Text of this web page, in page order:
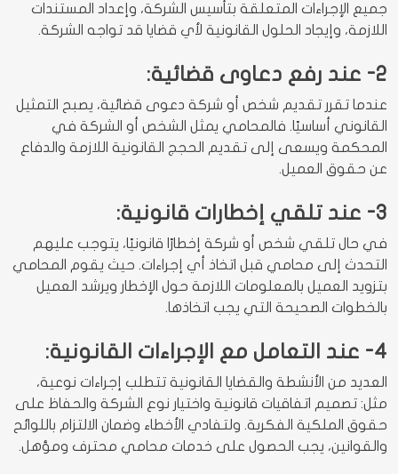
جميع الإجراءات المتعلقة بتأسيس الشركة، وإعداد المستندات
اللازمة، وإيجاد الحلول القانونية لأي قضايا قد تواجه الشركة.
2- عند رفع دعاوى قضائية:
عندما تقرر تقديم شخص أو شركة دعوى قضائية، يصبح التمثيل
القانوني أساسيًا. فالمحامي يمثل الشخص أو الشركة في
المحكمة ويسعى إلى تقديم الحجج القانونية اللازمة والدفاع
عن حقوق العميل.
3- عند تلقي إخطارات قانونية:
في حال تلقي شخص أو شركة إخطارًا قانونيًا، يتوجب عليهم
التحدث إلى محامي قبل اتخاذ أي إجراءات. حيث يقوم المحامي
بتزويد العميل بالمعلومات اللازمة حول الإخطار ويرشد العميل
بالخطوات الصحيحة التي يجب اتخاذها.
4- عند التعامل مع الإجراءات القانونية:
العديد من الأنشطة والقضايا القانونية تتطلب إجراءات نوعية،
مثل: تصميم اتفاقيات قانونية واختيار نوع الشركة والحفاظ على
حقوق الملكية الفكرية. ولتفادي الأخطاء وضمان الالتزام باللوائح
والقوانين، يجب الحصول على خدمات محامي محترف ومؤهل.